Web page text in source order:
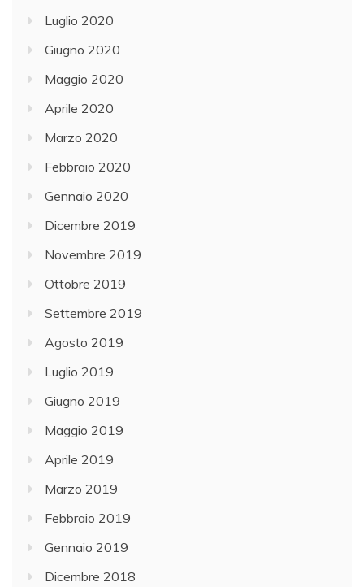
Luglio 2020
Giugno 2020
Maggio 2020
Aprile 2020
Marzo 2020
Febbraio 2020
Gennaio 2020
Dicembre 2019
Novembre 2019
Ottobre 2019
Settembre 2019
Agosto 2019
Luglio 2019
Giugno 2019
Maggio 2019
Aprile 2019
Marzo 2019
Febbraio 2019
Gennaio 2019
Dicembre 2018